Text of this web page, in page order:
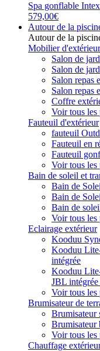
Spa gonflable Intex
579,00€
Autour de la
Autour de la
Mobilier d'extérieur
Salon de
Salon de
Salon repas
Salon repas
Coffre
Voir tous les
Fauteuil d'extérieur
fauteuil
Fauteuil en
Fauteuil
Voir tous les
Bain de soleil et
Bain de
Bain de
Bain de
Voir tous les
Eclairage extérieur
Kooduu
Kooduu
intégrée
Kooduu
JBL
Voir tous les
Brumisateur de
Brumisateur
Brumisateur
Voir tous les
Chauffage